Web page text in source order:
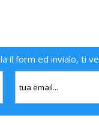
il form ed invialo, ti